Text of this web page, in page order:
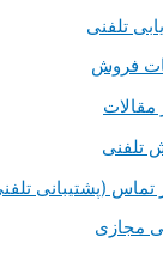
تلفنی
فروش
مقالات
تلفنی
تماس (پشتیبانی
مجازی